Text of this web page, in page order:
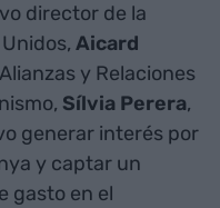
director de la
Aicard
y Relaciones
Sílvia Perera,
generar interés por
y captar un
gasto en el